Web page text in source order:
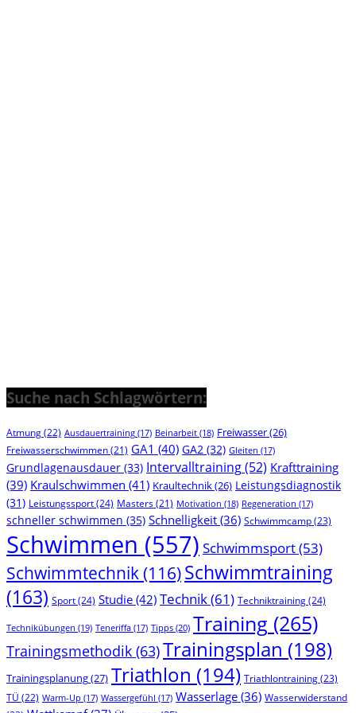
Suche nach Schlagwörtern:
Atmung(22) Ausdauertraining (17) Beinarbeit (18) Freiwasser(26)
Freiwasserschwimmen (21) GA1 (40) GA2 (32) Gleiten (17)
Grundlagenausdauer (33) Intervalltraining(52) Krafttraining
(39) Kraulschwimmen (41) Kraultechnik(26) Leistungsdiagnostik
(31) Leistungssport(24) Masters (21) Motivation (18) Regeneration (17)
schneller schwimmen (35) Schnelligkeit (36) Schwimmcamp(23)
Schwimmen (557) Schwimmsport(53)
Schwimmtechnik(116)Schwimmtraining
(163) Sport(24) Studie (42) Technik(61) Techniktraining(24)
Technikübungen (19) Teneriffa (17) Tipps (20) Training (265)
Trainingsmethodik (63)Trainingsplan (198)
Trainingsplanung(27) Triathlon (194) Triathlontraining(23)
TÜ (22) Warm-Up (17) Wassergefühl (17) Wasserlage (36) Wasserwiderstand